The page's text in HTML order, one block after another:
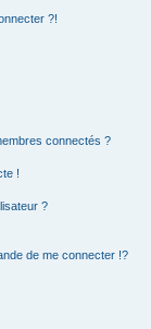
?!
connectés ?
!
?
de me connecter !?